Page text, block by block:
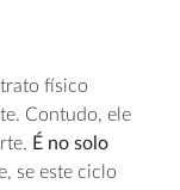
físico
Contudo, ele
É no solo
se este ciclo